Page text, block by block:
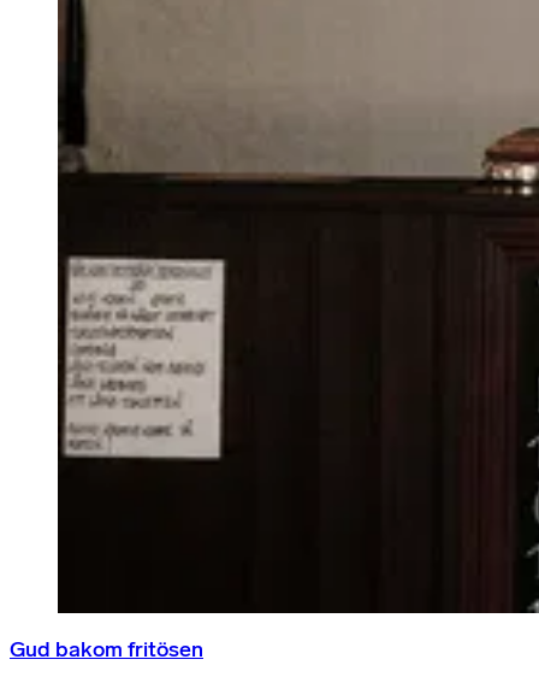
Gud bakom fritösen